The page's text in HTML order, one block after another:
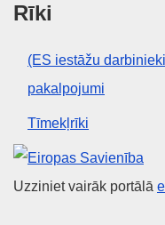
Rīki
(ES iestāžu
pakalpojumi
Tīmekļrīki
Eiropas
Uzziniet vairāk portālā